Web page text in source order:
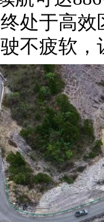
处于高
不疲软